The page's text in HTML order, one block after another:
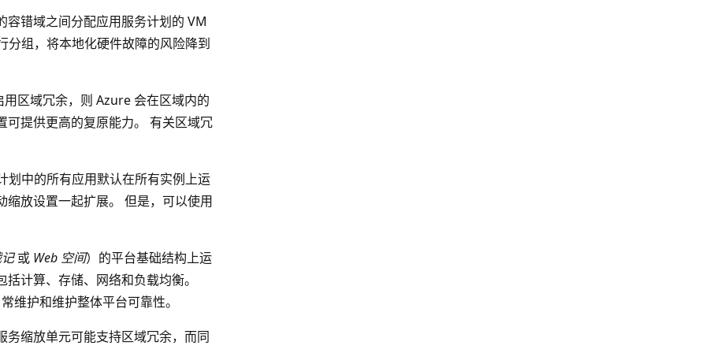
错域之间分配应用服务计划的 VM
分组，将本地化硬件故障的风险降到
区域冗余，则 Azure 会在区域内的
提供更高的复原能力。 有关区域冗
中的所有应用默认在所有实例上运
放设置一起扩展。 但是，可以使用
或 Web 空间）的平台基础结构上运
计算、存储、网络和负载均衡。
维护和维护整体平台可靠性。
缩放单元可能支持区域冗余，而同